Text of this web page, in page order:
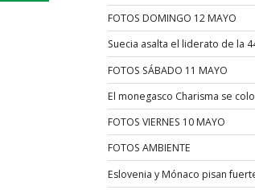
FOTOS DOMINGO 12 MAYO
Suecia asalta el liderato de la
FOTOS SÁBADO 11 MAYO
El monegasco Charisma se
FOTOS VIERNES 10 MAYO
FOTOS AMBIENTE
Eslovenia y Mónaco pisan